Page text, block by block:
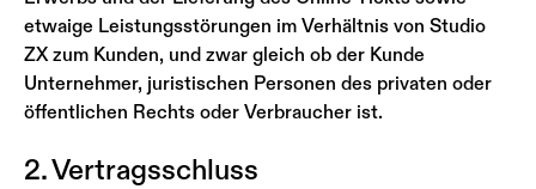
etwaige Leistungsstörungen im Verhältnis von Studio
ZX zum Kunden, und zwar gleich ob der Kunde
Unternehmer, juristischen Personen des privaten oder
öffentlichen Rechts oder Verbraucher ist.
2. Vertragsschluss